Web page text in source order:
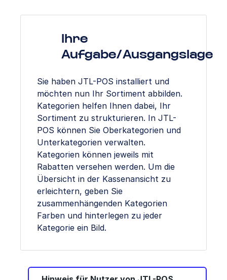
Ihre
Aufgabe/Ausgangslage
Sie haben JTL-POS installiert und
möchten nun Ihr Sortiment abbilden.
Kategorien helfen Ihnen dabei, Ihr
Sortiment zu strukturieren. In JTL-
POS können Sie Oberkategorien und
Unterkategorien verwalten.
Kategorien können jeweils mit
Rabatten versehen werden. Um die
Übersicht in der Kassenansicht zu
erleichtern, geben Sie
zusammenhängenden Kategorien
Farben und hinterlegen zu jeder
Kategorie ein Bild.